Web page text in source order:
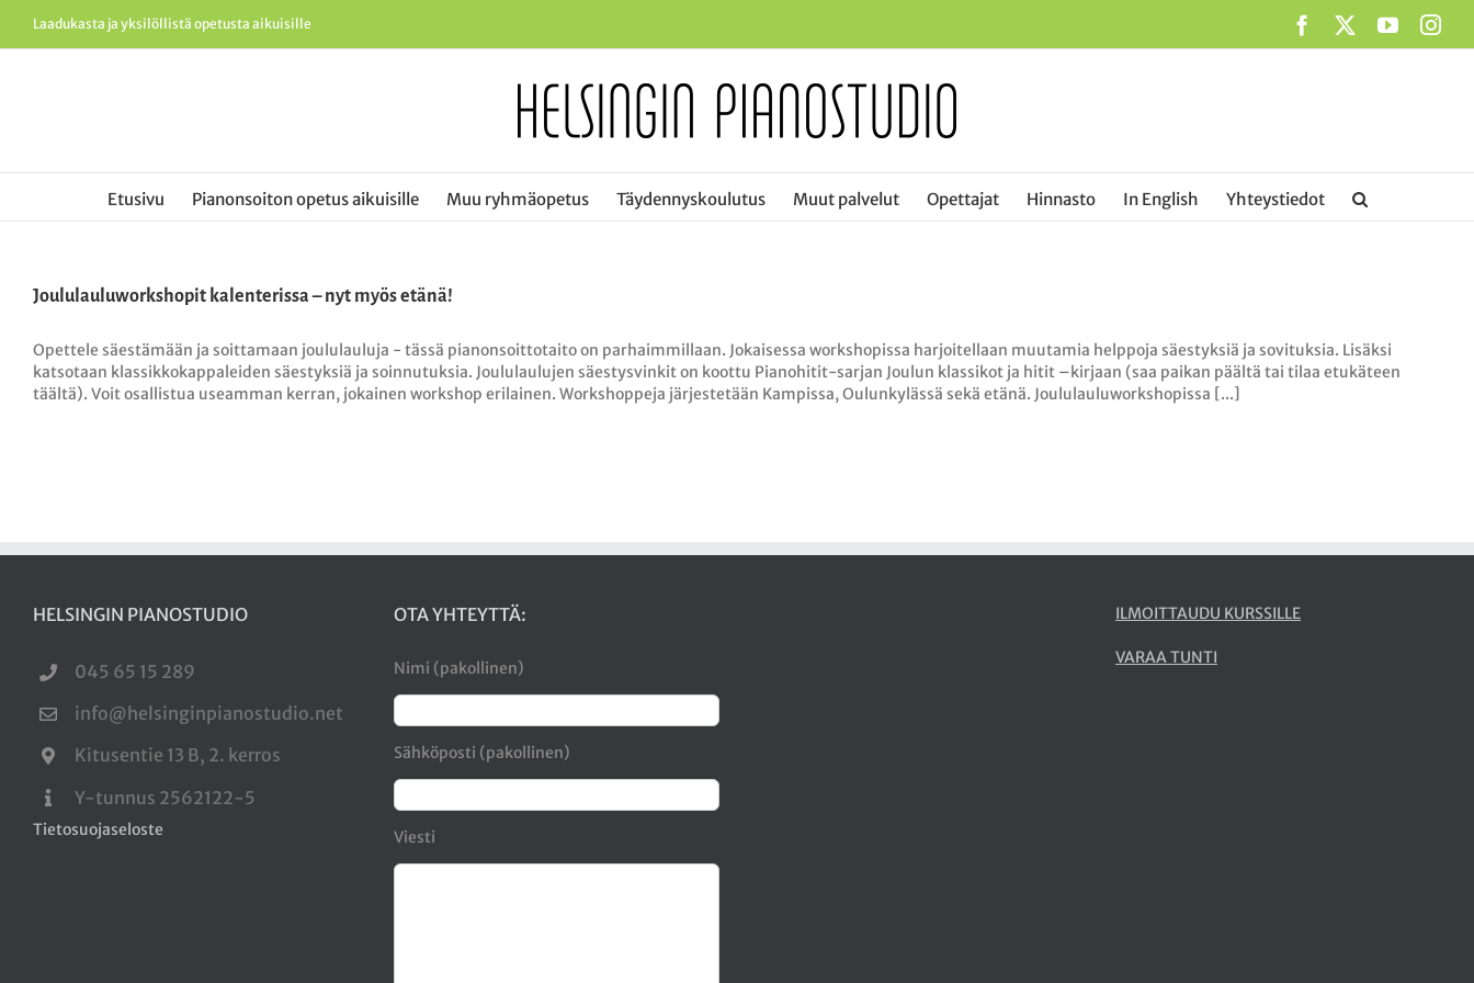
content
Laadukasta ja yksilöllistä opetusta aikuisille FacebookYouTube
Etusivu Pianonsoiton opetus aikuisille Muu ryhmäopetus Täydennyskoulutus Muut palvelut Opettajat Hinnasto In English Yhteystiedot
Joululauluworkshopit kalenterissa – nyt myös etänä!
Opettele säestämään ja soittamaan joululauluja - tässä pianonsoittotaito on parhaimmillaan. Jokaisessa workshopissa harjoitellaan muutamia helppoja säestyksiä ja sovituksia. Lisäksi
katsotaan klassikkokappaleiden säestyksiä ja soinnutuksia. Joululaulujen säestysvinkit on koottu Pianohitit-sarjan Joulun klassikot ja hitit –kirjaan (saa paikan päältä tai tilaa etukäteen
täältä). Voit osallistua useamman kerran, jokainen workshop erilainen. Workshoppeja järjestetään Kampissa, Oulunkylässä sekä etänä. Joululauluworkshopissa [...]
HELSINGIN PIANOSTUDIO
045 65 15 289
info@helsinginpianostudio.net
Kitusentie 13 B, 2. kerros
Y-tunnus 2562122-5
Tietosuojaseloste
OTA YHTEYTTÄ:
Nimi (pakollinen)
Sähköposti (pakollinen)
Viesti
ILMOITTAUDU KURSSILLE
VARAA TUNTI